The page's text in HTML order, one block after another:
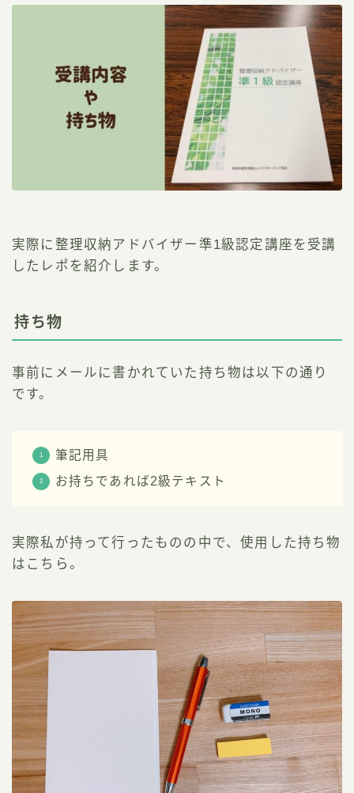
実際に整理収納アドバイザー準1級認定講座を受講
したレポを紹介します。
持ち物
事前にメールに書かれていた持ち物は以下の通り
です。
筆記用具
お持ちであれば2級テキスト
実際私が持って行ったものの中で、使用した持ち物
はこちら。